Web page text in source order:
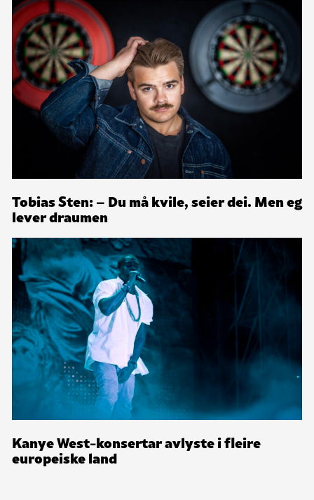
Tobias Sten: – Du må kvile, seier dei. Men eg
lever draumen
Kanye West-konsertar avlyste i fleire
europeiske land